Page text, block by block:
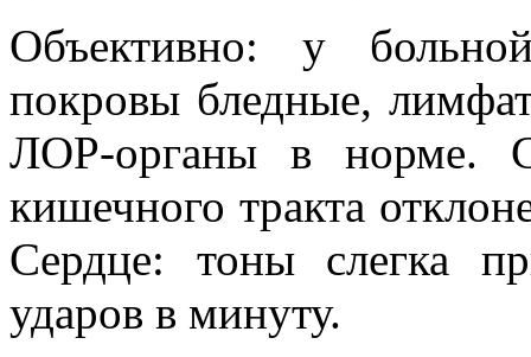
Объективно: у
покровы бледные,
ЛОР-органы в норме.
кишечного тракта
Сердце: тоны слегка
ударов в минуту.